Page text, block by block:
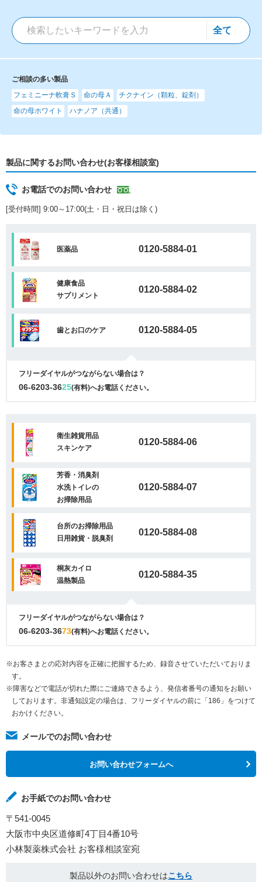
ご相談の多い製品
フェミニーナ軟膏Ｓ
命の母Ａ
チクナイン（顆粒、錠剤）
命の母ホワイト
ハナノア（共通）
製品に関するお問い合わせ(お客様相談室)
お電話でのお問い合わせ
[受付時間] 9:00～17:00(土・日・祝日は除く)
医薬品 0120-5884-01
健康食品
サプリメント
0120-5884-02
歯とお口のケア 0120-5884-05
フリーダイヤルがつながらない場合は？
06-6203-3625(有料)へお電話ください。
衛生雑貨用品
スキンケア
0120-5884-06
芳香・消臭剤
水洗トイレの
お掃除用品
0120-5884-07
台所のお掃除用品
日用雑貨・脱臭剤
0120-5884-08
桐灰カイロ
温熱製品
0120-5884-35
フリーダイヤルがつながらない場合は？
06-6203-3673(有料)へお電話ください。
※お客さまとの応対内容を正確に把握するため、録音させていただいておりま
す。
※障害などで電話が切れた際にご連絡できるよう、発信者番号の通知をお願い
しております。非通知設定の場合は、フリーダイヤルの前に「186」をつけて
おかけください。
メールでのお問い合わせ
お問い合わせフォームへ
お手紙でのお問い合わせ
〒541-0045
大阪市中央区道修町4丁目4番10号
小林製薬株式会社 お客様相談室宛
製品以外のお問い合わせはこちら